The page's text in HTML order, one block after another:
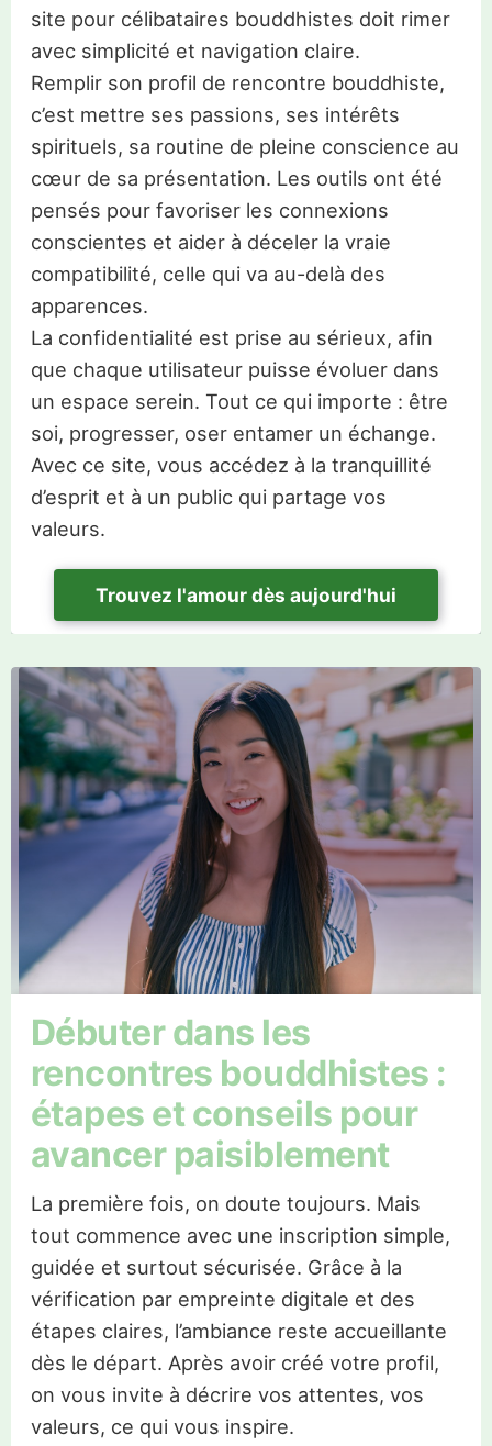
site pour célibataires bouddhistes doit rimer
avec simplicité et navigation claire.
Remplir son profil de rencontre bouddhiste,
c’est mettre ses passions, ses intérêts
spirituels, sa routine de pleine conscience au
cœur de sa présentation. Les outils ont été
pensés pour favoriser les connexions
conscientes et aider à déceler la vraie
compatibilité, celle qui va au-delà des
apparences.
La confidentialité est prise au sérieux, afin
que chaque utilisateur puisse évoluer dans
un espace serein. Tout ce qui importe : être
soi, progresser, oser entamer un échange.
Avec ce site, vous accédez à la tranquillité
d’esprit et à un public qui partage vos
valeurs.
Trouvez l'amour dès aujourd'hui
Débuter dans les
rencontres bouddhistes :
étapes et conseils pour
avancer paisiblement
La première fois, on doute toujours. Mais
tout commence avec une inscription simple,
guidée et surtout sécurisée. Grâce à la
vérification par empreinte digitale et des
étapes claires, l’ambiance reste accueillante
dès le départ. Après avoir créé votre profil,
on vous invite à décrire vos attentes, vos
valeurs, ce qui vous inspire.